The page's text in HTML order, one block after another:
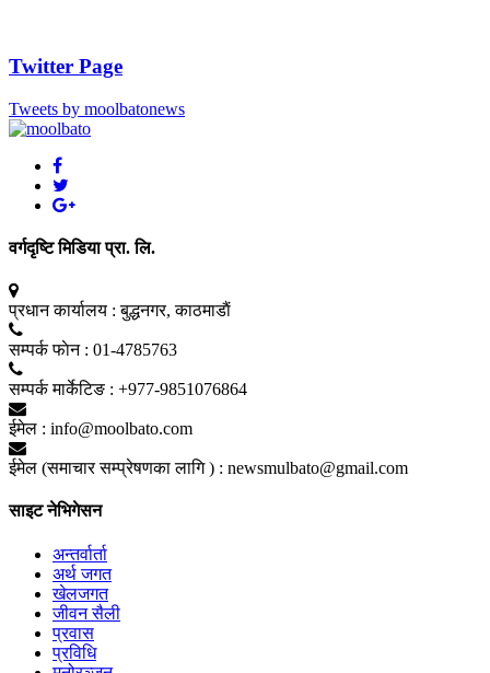
Twitter Page
Tweets by moolbatonews
वर्गदृष्टि मिडिया प्रा. लि.
प्रधान कार्यालय : बुद्धनगर, काठमाडाैं
सम्पर्क फाेन : 01-4785763
सम्पर्क मार्केटिङ : +977-9851076864
ईमेल : info@moolbato.com
ईमेल (समाचार सम्प्रेषणका लागि ) : newsmulbato@gmail.com
साइट नेभिगेसन
अन्तर्वार्ता
अर्थ जगत
खेलजगत
जीवन सैली
प्रवास
प्रविधि